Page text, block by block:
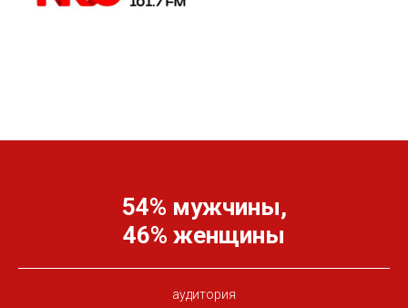
54% мужчины,
46% женщины
аудитория